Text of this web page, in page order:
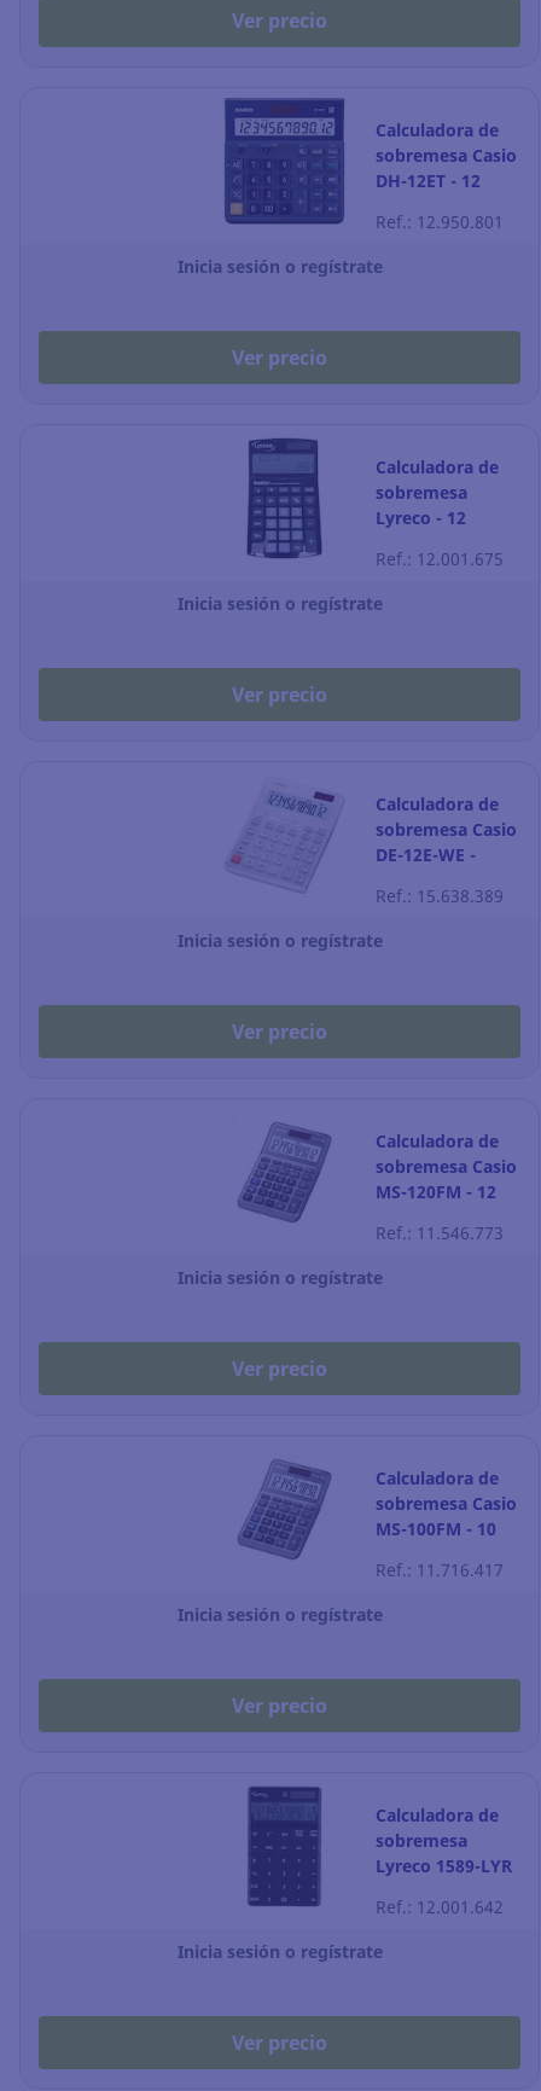
Ver precio
Calculadora de
sobremesa Casio
DH-12ET - 12
Ref.: 12.950.801
Inicia sesión o regístrate
Ver precio
Calculadora de
sobremesa
Lyreco - 12
Ref.: 12.001.675
Inicia sesión o regístrate
Ver precio
Calculadora de
sobremesa Casio
DE-12E-WE -
dígitos - blanco
Ref.: 15.638.389
Inicia sesión o regístrate
Ver precio
Calculadora de
sobremesa Casio
MS-120FM - 12
Ref.: 11.546.773
Inicia sesión o regístrate
Ver precio
Calculadora de
sobremesa Casio
MS-100FM - 10
Ref.: 11.716.417
Inicia sesión o regístrate
Ver precio
Calculadora de
sobremesa
Lyreco 1589-LYR
negro
Ref.: 12.001.642
Inicia sesión o regístrate
Ver precio